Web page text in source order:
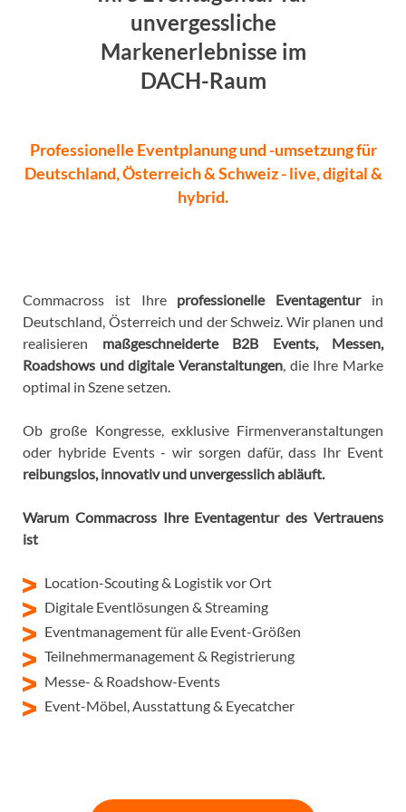
unvergessliche
Markenerlebnisse im
DACH-Raum
Professionelle Eventplanung und -umsetzung für
Deutschland, Österreich & Schweiz - live, digital &
hybrid.
Commacross ist Ihre professionelle Eventagenturin
Deutschland, Österreich und der Schweiz. Wir planen und
realisieren maßgeschneiderte B2B Events, Messen,
Roadshows und digitale Veranstaltungen, die Ihre Marke
optimal in Szene setzen.
Ob große Kongresse, exklusive Firmenveranstaltungen
oder hybride Events - wir sorgen dafür, dass Ihr Event
reibungslos, innovativ und unvergesslich abläuft.
Warum Commacross Ihre Eventagentur des Vertrauens
ist
Location-Scouting & Logistik vor Ort
Digitale Eventlösungen & Streaming
Eventmanagement für alle Event-Größen
Teilnehmermanagement & Registrierung
Messe- & Roadshow-Events
Event-Möbel, Ausstattung & Eyecatcher